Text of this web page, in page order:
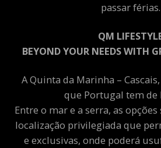
passar férias.
QM
BEYOND YOUR NEEDS WITH
A Quinta da Marinha –
que Portugal tem de
Entre o mar e a serra, as
localização privilegiada que
e exclusivas, onde poderá